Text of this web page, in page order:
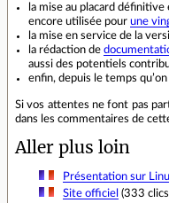
la mise au placard
encore utilisée pour une
la mise en service de la
la rédaction de
aussi des potentiels
enfin, depuis le temps qu’on
Si vos attentes ne font pas
dans les commentaires de
Aller plus loin
Présentation sur
Site officiel (333